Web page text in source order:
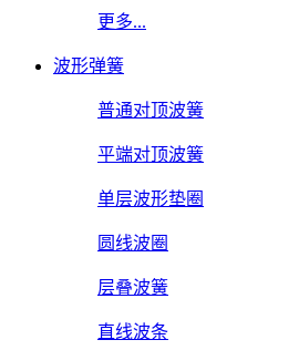
更多...
波形弹簧
普通对顶波簧
平端对顶波簧
单层波形垫圈
圆线波圈
层叠波簧
直线波条